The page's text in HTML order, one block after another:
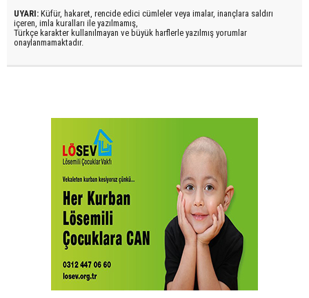
UYARI: Küfür, hakaret, rencide edici cümleler veya imalar, inançlara saldırı
içeren, imla kuralları ile yazılmamış,
Türkçe karakter kullanılmayan ve büyük harflerle yazılmış yorumlar
onaylanmamaktadır.